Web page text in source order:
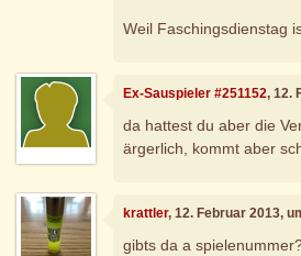
Weil Faschingsdienstag
Ex-Sauspieler #251152, 12.
da hattest du aber die
ärgerlich, kommt aber
krattler, 12. Februar 2013,
gibts da a